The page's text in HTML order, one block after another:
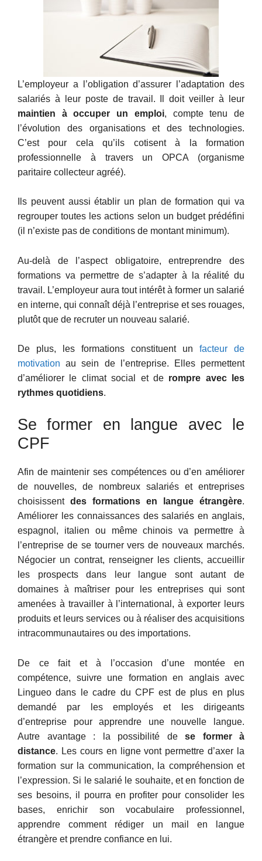
L’employeur a l’obligation d’assurer l’adaptation des
salariés à leur poste de travail. Il doit veiller à leur
maintien à occuper un emploi, compte tenu de
l’évolution des organisations et des technologies.
C’est pour cela qu’ils cotisent à la formation
professionnelle à travers un OPCA (organisme
paritaire collecteur agréé).
Ils peuvent aussi établir un plan de formation qui va
regrouper toutes les actions selon un budget prédéfini
(il n’existe pas de conditions de montant minimum).
Au-delà de l’aspect obligatoire, entreprendre des
formations va permettre de s’adapter à la réalité du
travail. L’employeur aura tout intérêt à former un salarié
en interne, qui connaît déjà l’entreprise et ses rouages,
plutôt que de recruter un nouveau salarié.
De plus, les formations constituent un facteur de
motivation au sein de l’entreprise. Elles permettent
d’améliorer le climat social et de rompre avec les
rythmes quotidiens.
Se former en langue avec le
CPF
Afin de maintenir ses compétences ou d’en améliorer
de nouvelles, de nombreux salariés et entreprises
choisissent des formations en langue étrangère.
Améliorer les connaissances des salariés en anglais,
espagnol, italien ou même chinois va permettre à
l’entreprise de se tourner vers de nouveaux marchés.
Négocier un contrat, renseigner les clients, accueillir
les prospects dans leur langue sont autant de
domaines à maîtriser pour les entreprises qui sont
amenées à travailler à l’international, à exporter leurs
produits et leurs services ou à réaliser des acquisitions
intracommunautaires ou des importations.
De ce fait et à l’occasion d’une montée en
compétence, suivre une formation en anglais avec
Lingueo dans le cadre du CPF est de plus en plus
demandé par les employés et les dirigeants
d’entreprise pour apprendre une nouvelle langue.
Autre avantage : la possibilité de se former à
distance. Les cours en ligne vont permettre d’axer la
formation sur la communication, la compréhension et
l’expression. Si le salarié le souhaite, et en fonction de
ses besoins, il pourra en profiter pour consolider les
bases, enrichir son vocabulaire professionnel,
apprendre comment rédiger un mail en langue
étrangère et prendre confiance en lui.